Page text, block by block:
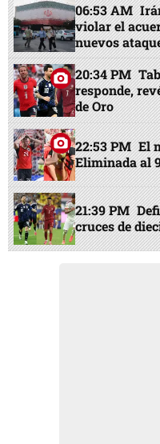
06:53 AM
violar el
nuevos
20:34 PM
responde,
de Oro
22:53 PM El
Eliminada al
21:39 PM
cruces de